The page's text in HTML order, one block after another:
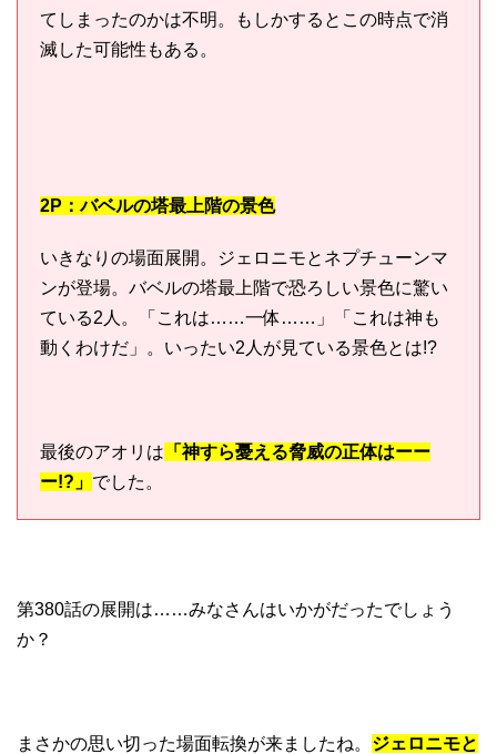
てしまったのかは不明。もしかするとこの時点で消
滅した可能性もある。
2P：バベルの塔最上階の景色
いきなりの場面展開。ジェロニモとネプチューンマ
ンが登場。バベルの塔最上階で恐ろしい景色に驚い
ている2人。「これは……一体……」「これは神も
動くわけだ」。いったい2人が見ている景色とは!?
最後のアオリは 「神すら憂える脅威の正体はーー
ー!?」 でした。
第380話の展開は……みなさんはいかがだったでしょう
か？
まさかの思い切った場面転換が来ましたね。 ジェロニモと